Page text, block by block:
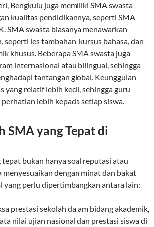
Bengkulu juga memiliki SMA swasta
kualitas pendidikannya, seperti SMA
SMA swasta biasanya menawarkan
seperti les tambahan, kursus bahasa, dan
khusus. Beberapa SMA swasta juga
internasional atau bilingual, sehingga
tantangan global. Keunggulan
yang relatif lebih kecil, sehingga guru
lebih kepada setiap siswa.
SMA yang Tepat di
bukan hanya soal reputasi atau
menyesuaikan dengan minat dan bakat
yang perlu dipertimbangkan antara lain:
prestasi sekolah dalam bidang akademik,
nilai ujian nasional dan prestasi siswa di